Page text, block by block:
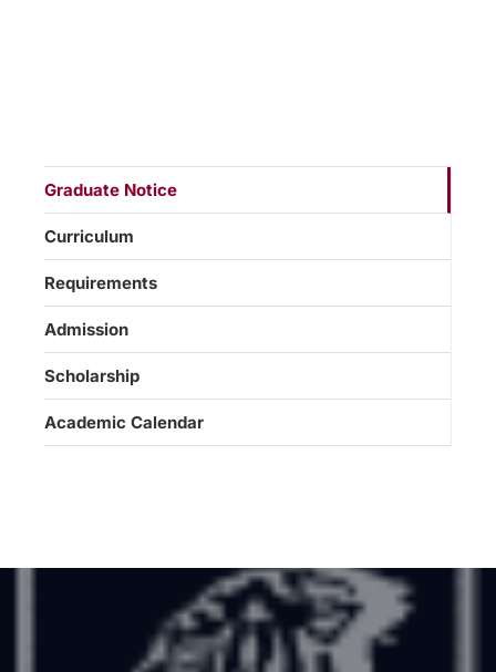
Graduate Notice
Curriculum
Requirements
Admission
Scholarship
Academic Calendar